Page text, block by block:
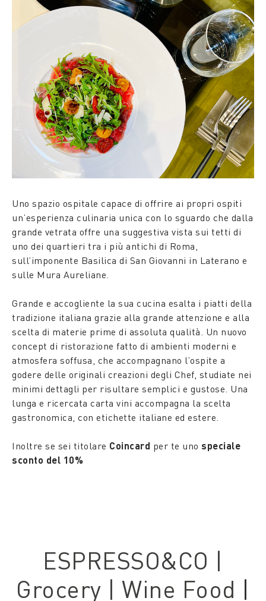
Uno spazio ospitale capace di offrire ai propri ospiti
un’esperienza culinaria unica con lo sguardo che dalla
grande vetrata offre una suggestiva vista sui tetti di
uno dei quartieri tra i più antichi di Roma,
sull’imponente Basilica di San Giovanni in Laterano e
sulle Mura Aureliane.
Grande e accogliente la sua cucina esalta i piatti della
tradizione italiana grazie alla grande attenzione e alla
scelta di materie prime di assoluta qualità. Un nuovo
concept di ristorazione fatto di ambienti moderni e
atmosfera soffusa, che accompagnano l’ospite a
godere delle originali creazioni degli Chef, studiate nei
minimi dettagli per risultare semplici e gustose. Una
lunga e ricercata carta vini accompagna la scelta
gastronomica, con etichette italiane ed estere.
Inoltre se sei titolare Coincard per te uno speciale
sconto del 10%
ESPRESSO&CO |
Grocery | Wine Food |